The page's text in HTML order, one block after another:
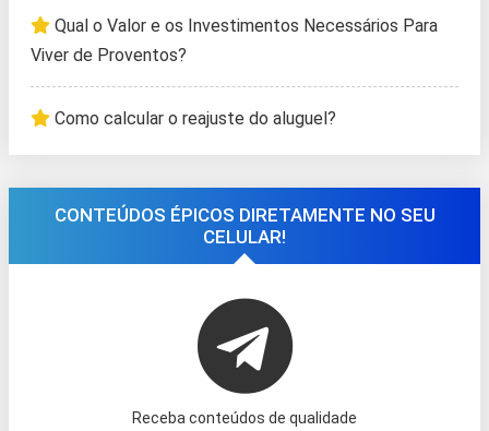
Qual o Valor e os Investimentos Necessários Para
Viver de Proventos?
Como calcular o reajuste do aluguel?
CONTEÚDOS ÉPICOS DIRETAMENTE NO SEU
CELULAR!
Receba conteúdos de qualidade